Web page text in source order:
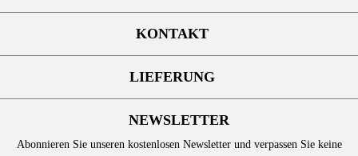
KONTAKT
LIEFERUNG
NEWSLETTER
Abonnieren Sie unseren kostenlosen Newsletter und verpassen Sie keine